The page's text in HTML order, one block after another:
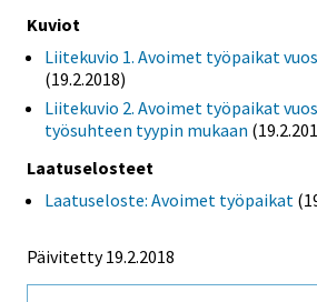
Kuviot
Liitekuvio 1. Avoimet työpaikat
(19.2.2018)
Liitekuvio 2. Avoimet työpaikat
työsuhteen tyypin mukaan
Laatuselosteet
Laatuseloste: Avoimet työpaikat
Päivitetty 19.2.2018